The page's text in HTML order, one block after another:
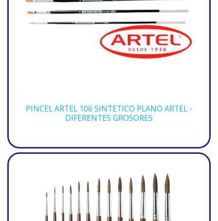
PINCEL ARTEL 106 SINTETICO PLANO ARTEL -
DIFERENTES GROSORES